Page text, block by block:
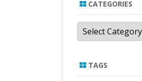
CATEGORIES
Categories
TAGS